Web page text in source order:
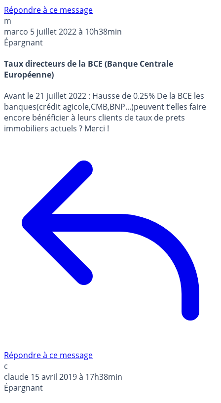
Répondre à ce message
m
marco 5 juillet 2022 à 10h38min
Épargnant
Taux directeurs de la BCE (Banque Centrale
Européenne)
Avant le 21 juillet 2022 : Hausse de 0.25% De la BCE les
banques(crédit agicole,CMB,BNP...)peuvent t’elles faire
encore bénéficier à leurs clients de taux de prets
immobiliers actuels ? Merci !
Répondre à ce message
c
claude 15 avril 2019 à 17h38min
Épargnant